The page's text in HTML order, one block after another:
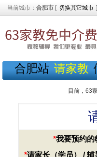
当前城市： 合肥市 [ 切换其它城市
合肥站 请家教
目前，63
*我要预约的
*请家长（学员） / 辅